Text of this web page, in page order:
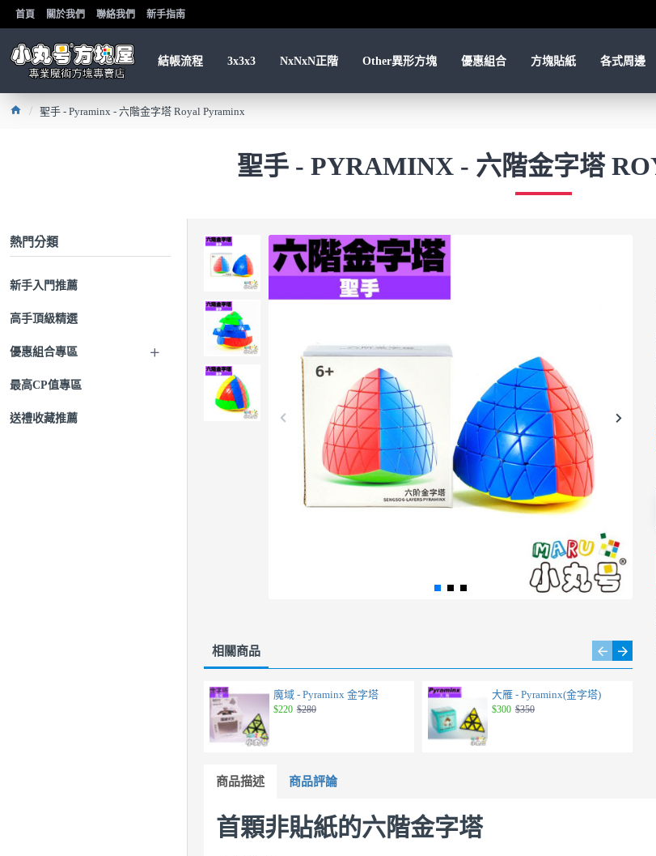
首頁 關於我們 聯絡我們 新手指南
結帳流程 3x3x3 NxNxN正階 Other異形方塊 優惠組合 方塊貼紙 各式周邊
聖手 - Pyraminx - 六階金字塔 Royal Pyraminx
聖手 - PYRAMINX - 六階金字塔
熱門分類
新手入門推薦
高手頂級精選
優惠組合專區
最高CP值專區
送禮收藏推薦
相關商品
魔域 - Pyraminx 金字塔
$220 $280
大雁 - Pyraminx(金字塔)
$300 $350
商品描述 商品評論
首顆非貼紙的六階金字塔